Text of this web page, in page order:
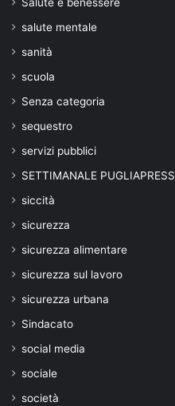
Salute e benessere
salute mentale
sanità
scuola
Senza categoria
sequestro
servizi pubblici
SETTIMANALE PUGLIAPRESS
siccità
sicurezza
sicurezza alimentare
sicurezza sul lavoro
sicurezza urbana
Sindacato
social media
sociale
società